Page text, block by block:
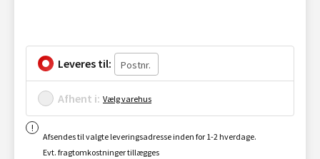
Leveres til:
Afhent i: Vælg varehus
Afsendes til valgte leveringsadresse inden for 1-2 hverdage.
Evt. fragtomkostninger tillægges